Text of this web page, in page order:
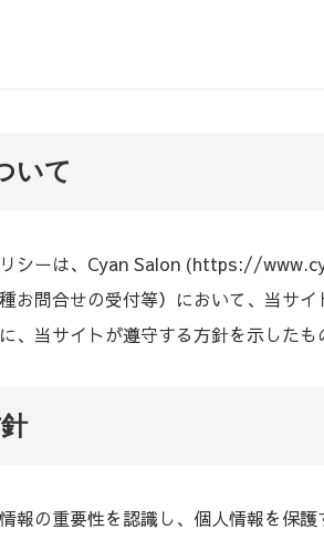
いて
シーは、Cyan Salon (https://
お問合せの受付等）において、当サ
、当サイトが遵守する方針を示したも
報の重要性を認識し、個人情報を保